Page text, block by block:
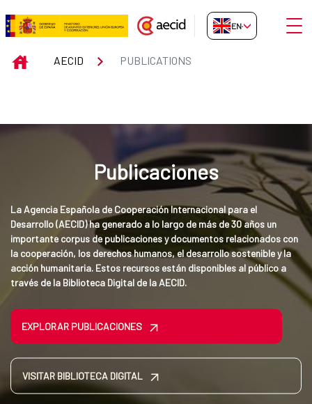
Skip to Main Content
Publications
EN-GB
INICIOAECID PUBLICATIONS
Publicaciones
La Agencia Española de Cooperación Internacional para el
Desarrollo (AECID) ha generado a lo largo de más de 30 años un
importante corpus de publicaciones y documentos relacionados con
la cooperación, los derechos humanos, el desarrollo sostenible y la
acción humanitaria. Estos recursos están disponibles al público a
través de la Biblioteca Digital de la AECID.
EXPLORAR PUBLICACIONES
VISITAR BIBLIOTECA DIGITAL